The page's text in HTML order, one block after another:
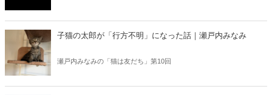
信じるか信じないかは、あなた次第！ 芸能ニュース
子猫の太郎が「行方不明」になった話｜瀬戸内みなみ
瀬戸内みなみの「猫は友だち」第10回